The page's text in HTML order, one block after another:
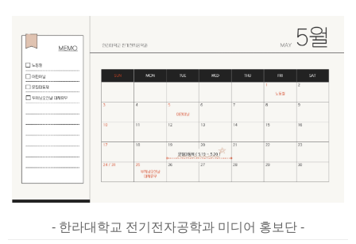
- 한라대학교 전기전자공학과 미디어 홍보단 -